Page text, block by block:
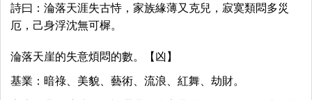
詩曰：淪落天涯失古恃，家族緣薄又克兒，寂寞類悶多災
厄，己身浮沈無可樨。
淪落天崖的失意煩悶的數。【凶】
基業：暗祿、美貌、藝術、流浪、紅舞、劫財。